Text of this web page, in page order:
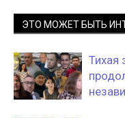
ЭТО МОЖЕТ БЫТЬ
Тихая